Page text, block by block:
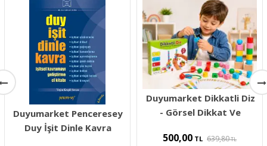
Duyumarket Penceresey
Duy İşit Dinle Kavra
Duyumarket Dikkatli Diz
- Görsel Dikkat Ve
500,00 TL 639,80TL